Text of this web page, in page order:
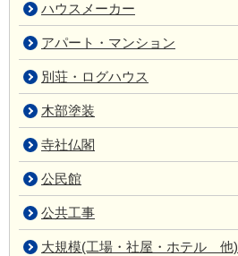
ハウスメーカー
アパート・マンション
別荘・ログハウス
木部塗装
寺社仏閣
公民館
公共工事
大規模(工場・社屋・ホテル 他)